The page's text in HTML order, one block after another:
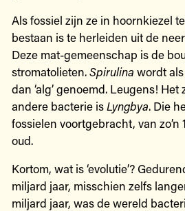
Als fossiel zijn ze in hoornkiezel
bestaan is te herleiden uit de
Deze mat-gemeenschap is de
stromatolieten.Spirulina wordt
dan ‘alg’ genoemd. Leugens!
andere bacterie isLyngbya. Die
fossielen voortgebracht, van zo’n
oud.
Kortom, wat is ‘evolutie’?
miljard jaar, misschien zelfs
miljard jaar, was de wereld